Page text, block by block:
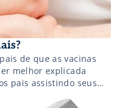
de que as vacinas
melhor explicada
pais assistindo seus